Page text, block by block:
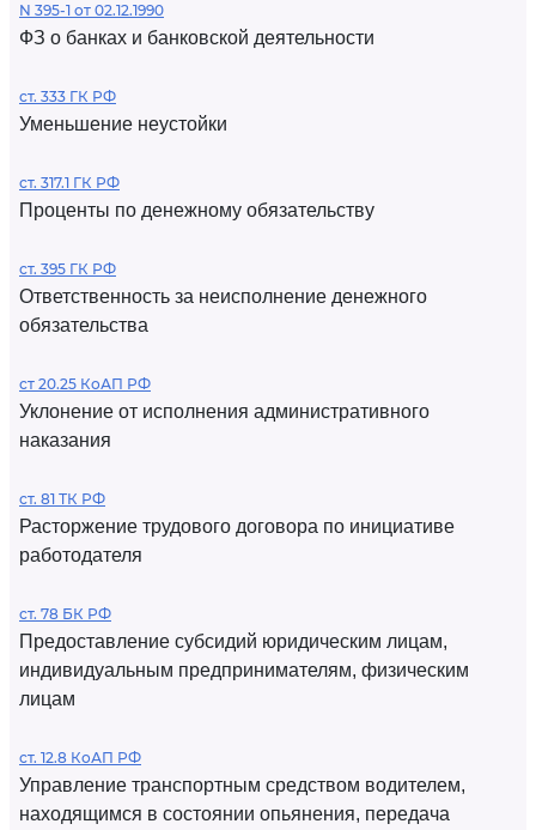
N 395-1 от 02.12.1990
ФЗ о банках и банковской деятельности
ст. 333 ГК РФ
Уменьшение неустойки
ст. 317.1 ГК РФ
Проценты по денежному обязательству
ст. 395 ГК РФ
Ответственность за неисполнение денежного
обязательства
ст 20.25 КоАП РФ
Уклонение от исполнения административного
наказания
ст. 81 ТК РФ
Расторжение трудового договора по инициативе
работодателя
ст. 78 БК РФ
Предоставление субсидий юридическим лицам,
индивидуальным предпринимателям, физическим
лицам
ст. 12.8 КоАП РФ
Управление транспортным средством водителем,
находящимся в состоянии опьянения, передача